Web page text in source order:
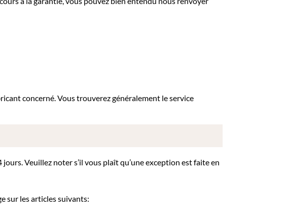
concerné. Vous trouverez généralement le service
Veuillez noter s’il vous plaît qu’une exception est faite en
sur les articles suivants: